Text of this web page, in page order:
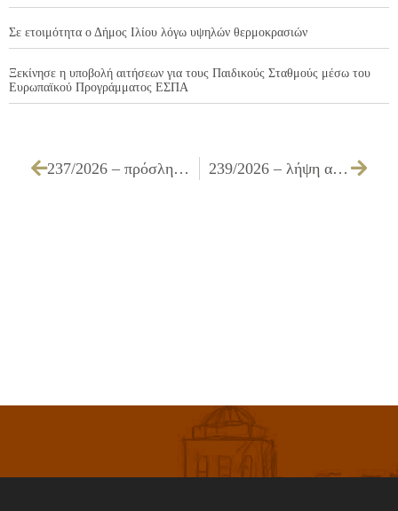
Σε ετοιμότητα ο Δήμος Ιλίου λόγω υψηλών θερμοκρασιών
Ξεκίνησε η υποβολή αιτήσεων για τους Παιδικούς Σταθμούς μέσω του
Ευρωπαϊκού Προγράμματος ΕΣΠΑ
237/2026 – πρόσληψη προσωπικού καθαριότητας σχολικών μονάδων 239/2026 – λήψη απόφασης για την υποβολή πρότασης πράξης του Δήμου Ιλίου για ένταξη και χρηματοδότηση στο «ΠΠΑ Περιφέρειας Αττικής 2026-2030» στο πλαίσιο της με αρ. πρωτοκ. 804011/22-06-2026 και με α/α ΟΠΣ 10105, Πρόσκληση Π190-34 με τίτλο «Αναβάθμιση και βελτίωση δημοτικών αθλητικών υποδομών στην Περιφέρεια Αττικής»